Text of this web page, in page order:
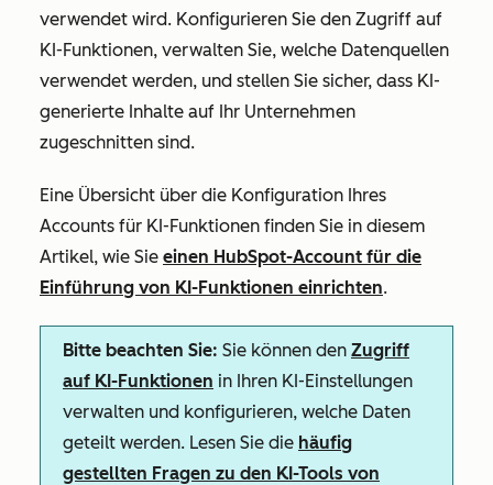
verwendet wird. Konfigurieren Sie den Zugriff auf
KI-Funktionen, verwalten Sie, welche Datenquellen
verwendet werden, und stellen Sie sicher, dass KI-
generierte Inhalte auf Ihr Unternehmen
zugeschnitten sind.
Eine Übersicht über die Konfiguration Ihres
Accounts für KI-Funktionen finden Sie in diesem
Artikel, wie Sie einen HubSpot-Account für die
Einführung von KI-Funktionen einrichten.
Bitte beachten Sie: Sie können den Zugriff
auf KI-Funktionen in Ihren KI-Einstellungen
verwalten und konfigurieren, welche Daten
geteilt werden. Lesen Sie die häufig
gestellten Fragen zu den KI-Tools von